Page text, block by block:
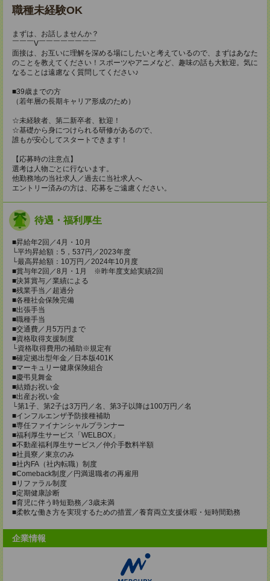
職種未経験OK
まずは、お話しませんか？
￣￣￣V￣￣￣￣￣￣￣￣
面接は、お互いに理解を深める場にしたいと考えているので、まずはあなた
のことを教えてください！スポーツやアニメなど、趣味の話も大歓迎。気に
なることは遠慮なく質問してください♪
■39歳までの方
（若年層の長期キャリア形成のため）
☆未経験者、第二新卒者、歓迎！
☆基礎から身につけられる研修があるので、
誰もが安心してスタートできます！
【応募時の注意点】
選考は人物ごとに行ないます。
他勤務地の当社求人／過去に当社求人へ
エントリー済みの方は、応募をご遠慮ください。
待遇・福利厚生
■昇給年2回／4月・10月
└平均昇給額：5，537円／2023年度
└最高昇給額：10万円／2024年10月度
■賞与年2回／8月・1月 ※昨年度支給実績2回
■決算賞与／業績による
■残業手当／超過分
■各種社会保険完備
■出張手当
■職種手当
■交通費／月5万円まで
■資格取得支援制度
└資格取得費用の補助※規定有
■確定拠出型年金／日本版401K
■マーキュリー健康保険組合
■慶弔見舞金
■結婚お祝い金
■出産お祝い金
└第1子、第2子は3万円／名、第3子以降は100万円／名
■インフルエンザ予防接種補助
■専任ファイナンシャルプランナー
■福利厚生サービス「WELBOX」
■不動産福利厚生サービス／仲介手数料半額
■社員寮／東京のみ
■社内FA（社内転職）制度
■Comeback制度／円満退職者の再雇用
■リファラル制度
■定期健康診断
■育児に伴う時短勤務／3歳未満
■柔軟な働き方を実現するための措置／養育両立支援休暇・短時間勤務
企業情報